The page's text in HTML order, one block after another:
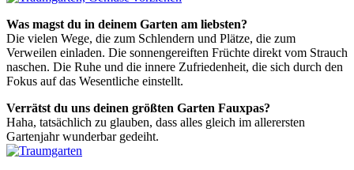
Was magst du in deinem Garten am liebsten?
Die vielen Wege, die zum Schlendern und Plätze, die zum
Verweilen einladen. Die sonnengereiften Früchte direkt vom Strauch
naschen. Die Ruhe und die innere Zufriedenheit, die sich durch den
Fokus auf das Wesentliche einstellt.
Verrätst du uns deinen größten Garten Fauxpas?
Haha, tatsächlich zu glauben, dass alles gleich im allerersten
Gartenjahr wunderbar gedeiht.